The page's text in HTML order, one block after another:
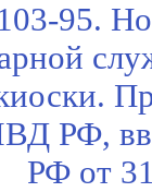
95.
РФ,
РФ от